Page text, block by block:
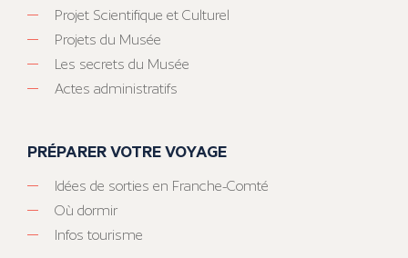
Projet Scientifique et Culturel
Projets du Musée
Les secrets du Musée
Actes administratifs
PRÉPARER VOTRE VOYAGE
Idées de sorties en Franche-Comté
Où dormir
Infos tourisme